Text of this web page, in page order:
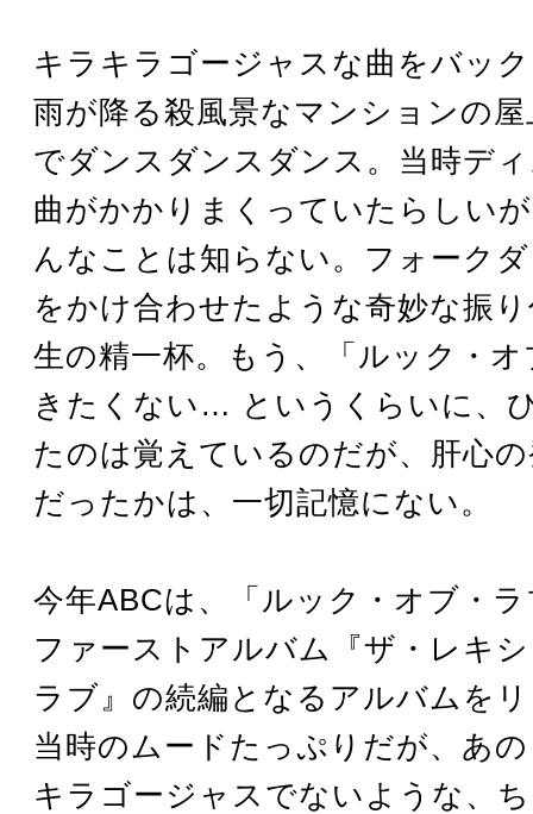
キラキラゴージャスな曲をバッ
雨が降る殺風景なマンションの
でダンスダンスダンス。当時デ
曲がかかりまくっていたらしい
んなことは知らない。フォーク
をかけ合わせたような奇妙な振
生の精一杯。もう、「ルック・
きたくない… というくらいに、
たのは覚えているのだが、肝心
だったかは、一切記憶にない。
今年ABCは、「ルック・オブ・
ファーストアルバム『ザ・レキ
ラブ』の続編となるアルバムを
当時のムードたっぷりだが、あ
キラゴージャスでないような、